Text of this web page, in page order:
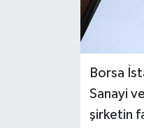
Borsa
Sanayi
şirketin